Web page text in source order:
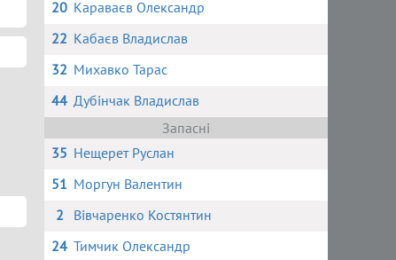
20 Караваєв Олександр
22 Кабаєв Владислав
32 Михавко Тарас
44 Дубінчак Владислав
Запасні
35 Нещерет Руслан
51 Моргун Валентин
2
Вівчаренко Костянтин
24 Тимчик Олександр